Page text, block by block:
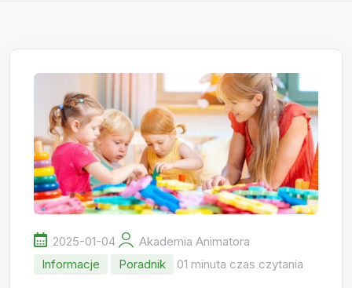
2025-01-04
Akademia Animatora
Informacje
Poradnik 01 minuta czas czytania